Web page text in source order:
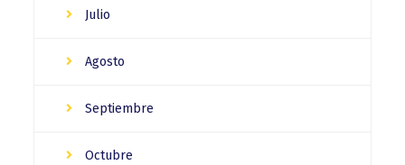
Julio
Agosto
Septiembre
Octubre